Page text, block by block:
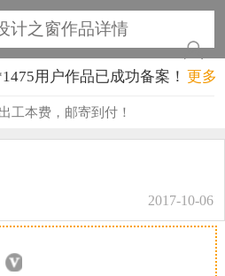
计之窗作品详情
用户作品已成功备案！
用户作品已成功备案！
用户作品已成功备案！
用户作品已成功备案！
更多
工本费，邮寄到付！
2017-10-06